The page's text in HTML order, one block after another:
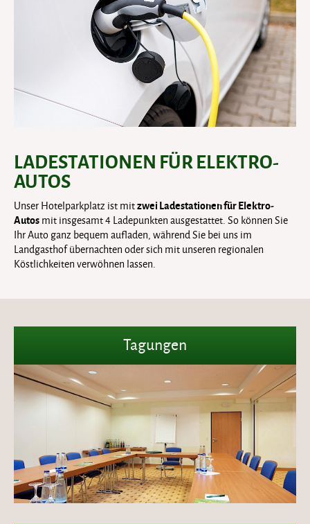
LADESTATIONEN FÜR ELEKTRO-
AUTOS
Unser Hotelparkplatz ist mitzwei Ladestationen für Elektro-
Autosmit insgesamt 4 Ladepunkten ausgestattet. So können Sie
Ihr Auto ganz bequem aufladen, während Sie bei uns im
Landgasthof übernachten oder sich mit unseren regionalen
Köstlichkeiten verwöhnen lassen.
Tagungen